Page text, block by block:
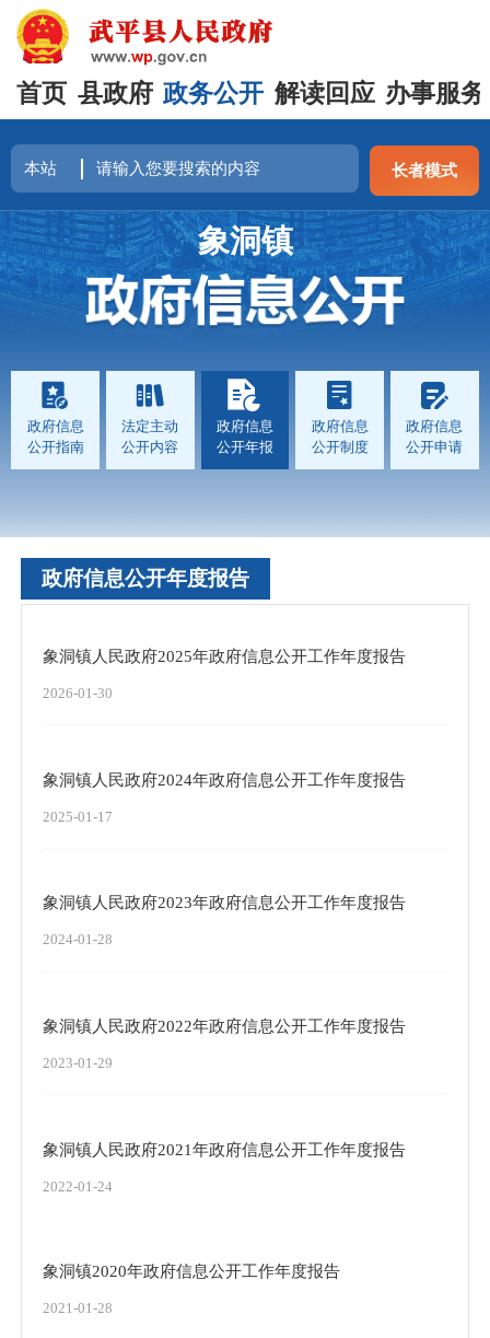
首页 县政府 政务公开 解读回应 办事服务
长者模式
象洞镇
政府信息
公开指南
法定主动
公开内容
政府信息
公开年报
政府信息
公开制度
政府信息
公开申请
政府信息公开年度报告
象洞镇人民政府2025年政府信息公开工作年度报告
2026-01-30
象洞镇人民政府2024年政府信息公开工作年度报告
2025-01-17
象洞镇人民政府2023年政府信息公开工作年度报告
2024-01-28
象洞镇人民政府2022年政府信息公开工作年度报告
2023-01-29
象洞镇人民政府2021年政府信息公开工作年度报告
2022-01-24
象洞镇2020年政府信息公开工作年度报告
2021-01-28